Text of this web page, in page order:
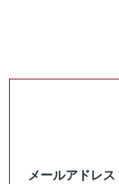
メールアドレス